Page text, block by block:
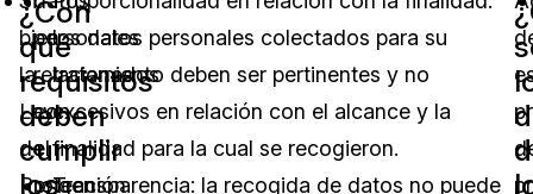
personales
relacionados
con
el
origen
¿Con
qué
requisitos
deben
cumplir
los
bien
la
Ley
de
Protección
los datos personales colectados para su
tratamiento deben ser pertinentes y no
excesivos en relación con el alcance y la
finalidad para la cual se recogieron.
Transparencia: la recogida de datos no puede